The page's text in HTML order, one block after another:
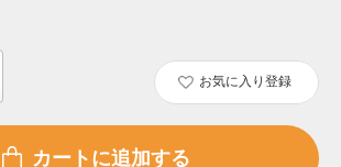
お気に入り登録